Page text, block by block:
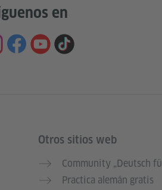
en
Otros sitios web
Community „Deutsch
Practica alemán gratis